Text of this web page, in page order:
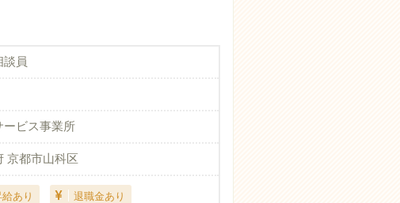
談員
ービス事業所
京都市山科区
あり 退職金あり